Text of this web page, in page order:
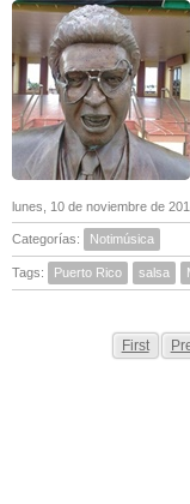
lunes, 10 de noviembre de
Categorías: Notimúsica
Tags: Puerto Rico salsa
First